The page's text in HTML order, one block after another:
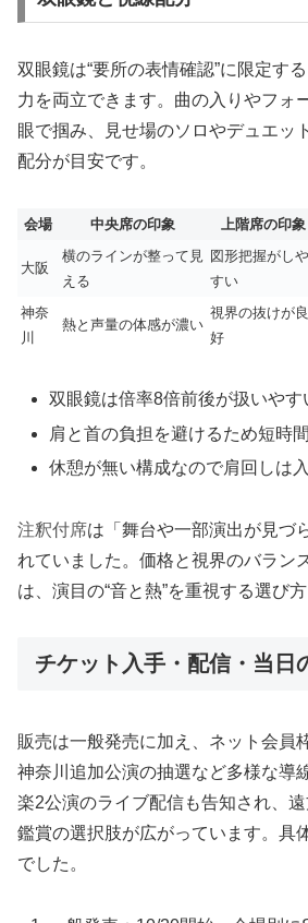
双眼鏡は“要所の表情確認”に限定す
力を両立できます。曲の入りやフォ
眼で掴み、見せ場のソロやデュエッ
配分が目安です。
会場 中央席の印象 上階席の印象
大阪
横のラインが整って見
える
図形把握がしや
すい
神奈
川
熱と声量の体感が濃い
視界の抜けが良
好
双眼鏡は倍率8倍前後が扱いやす
肩と首の負担を避けるため短時
休憩が無い構成なので肩回しは入
注釈付席は「舞台や一部演出が見づ
れていました。価格と視界のバラン
は、演目の“音と熱”を重視する選び方
チケット入手・配信・当日
販売は一般発売に加え、ネット会員
神奈川追加公演の抽選など多様な導
楽2公演のライブ配信も告知され、
鑑賞の選択肢が広がっています。具
でした。